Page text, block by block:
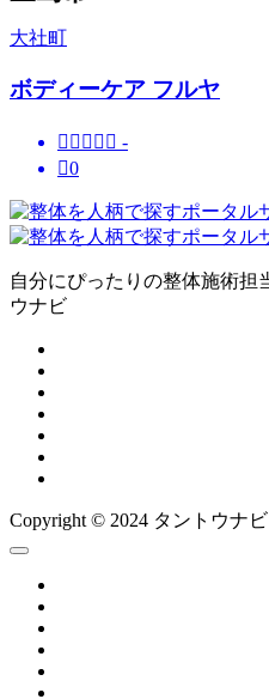
大社町
ボディーケア フルヤ
     -
0
自分にぴったりの整体施術担
ウナビ
Copyright © 2024 タントウナビ